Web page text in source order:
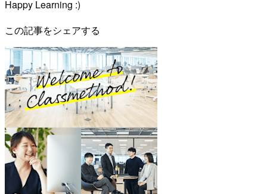
Happy Learning :)
この記事をシェアする